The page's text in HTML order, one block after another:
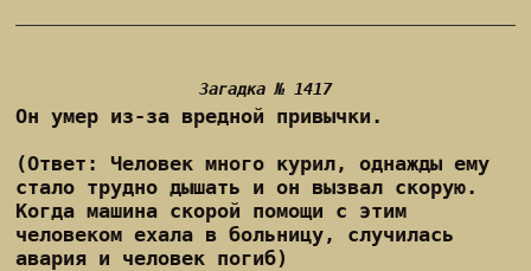
Загадка № 1417
Он умер из-за вредной привычки.
(Ответ: Человек много курил, однажды ему
стало трудно дышать и он вызвал скорую.
Когда машина скорой помощи с этим
человеком ехала в больницу, случилась
авария и человек погиб)